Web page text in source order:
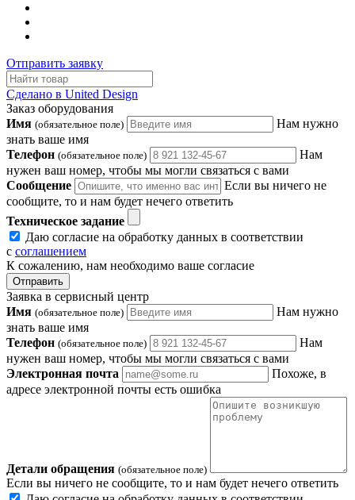
Отправить заявку
Сделано в United Design
Заказ оборудования
Имя (обязательное поле)
Нам нужно
знать ваше имя
Телефон (обязательное поле)
Нам
нужен ваш номер, чтобы мы могли связаться с вами
Сообщение
Если вы ничего не
сообщите, то и нам будет нечего ответить
Техническое задание
Даю согласие на обработку данных в соответствии
с соглашением
К сожалению, нам необходимо ваше согласие
Отправить
Заявка в сервисный центр
Имя (обязательное поле)
Нам нужно
знать ваше имя
Телефон (обязательное поле)
Нам
нужен ваш номер, чтобы мы могли связаться с вами
Электронная почта
Похоже, в
адресе электронной почты есть ошибка
Детали обращения (обязательное поле)
Если вы ничего не сообщите, то и нам будет нечего ответить